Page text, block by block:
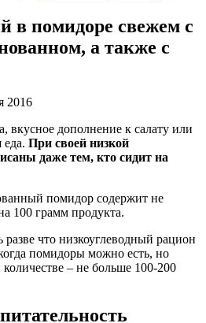
в помидоре свежем с
а также с
2016
вкусное дополнение к салату или
еда. При своей низкой
даже тем, кто сидит на
помидор содержит не
100 грамм продукта.
что низкоуглеводный рацион
помидоры можно есть, но
– не больше 100-200